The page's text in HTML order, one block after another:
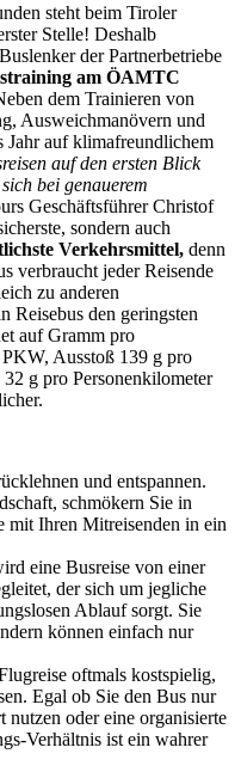
steht beim Tiroler
Stelle! Deshalb
der Partnerbetriebe
am ÖAMTC
dem Trainieren von
Ausweichmanövern und
Jahr auf klimafreundlichem
auf den ersten Blick
bei genauerem
Geschäftsführer Christof
sondern auch
Verkehrsmittel, denn
verbraucht jeder Reisende
zu anderen
Reisebus den geringsten
auf Gramm pro
Ausstoß 139 g pro
g pro Personenkilometer
und entspannen.
schmökern Sie in
mit Ihren Mitreisenden in ein
eine Busreise von einer
der sich um jegliche
Ablauf sorgt. Sie
können einfach nur
oftmals kostspielig,
Egal ob Sie den Bus nur
oder eine organisierte
Verhältnis ist ein wahrer